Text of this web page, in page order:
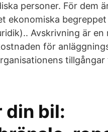
personer. För dem
ekonomiska
Avskrivning är
för
tillgångar
din bil: